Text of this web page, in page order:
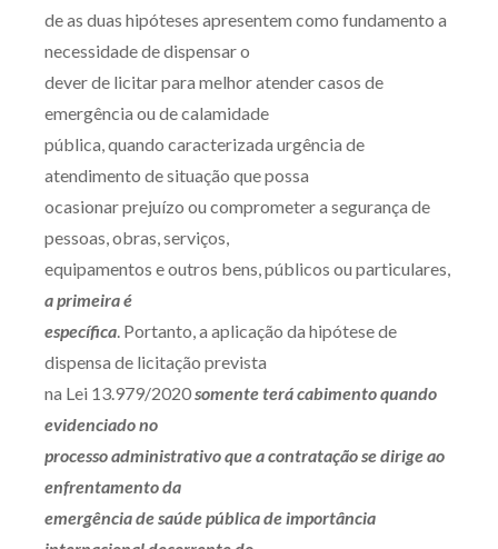
de as duas hipóteses apresentem como fundamento a
necessidade de dispensar o
dever de licitar para melhor atender casos de
emergência ou de calamidade
pública, quando caracterizada urgência de
atendimento de situação que possa
ocasionar prejuízo ou comprometer a segurança de
pessoas, obras, serviços,
equipamentos e outros bens, públicos ou particulares,
a primeira é
específica . Portanto, a aplicação da hipótese de
dispensa de licitação prevista
na Lei 13.979/2020 somente terá cabimento quando
evidenciado no
processo administrativo que a contratação se dirige ao
enfrentamento da
emergência de saúde pública de importância